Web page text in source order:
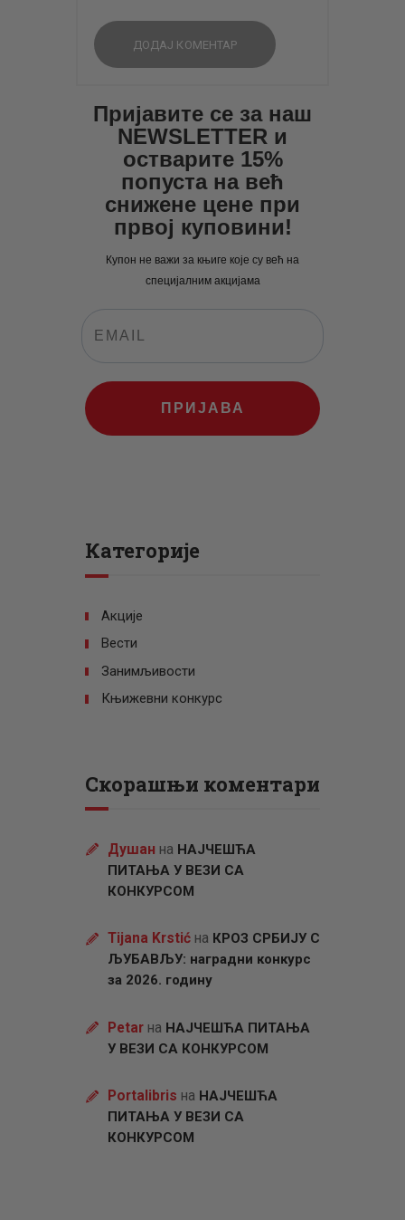
Пријавите се за наш
NEWSLETTER и
остварите 15%
попуста на већ
снижене цене при
првој куповини!
Купон не важи за књиге које су већ на
специјалним акцијама
ПРИЈАВА
Категорије
Акције
Вести
Занимљивости
Књижевни конкурс
Скорашњи коментари
Душан на НАЈЧЕШЋА
ПИТАЊА У ВЕЗИ СА
КОНКУРСОМ
Tijana Krstićна КРОЗ СРБИЈУ С
ЉУБАВЉУ: наградни конкурс
за 2026. годину
Petarна НАЈЧЕШЋА ПИТАЊА
У ВЕЗИ СА КОНКУРСОМ
Portalibris на НАЈЧЕШЋА
ПИТАЊА У ВЕЗИ СА
КОНКУРСОМ